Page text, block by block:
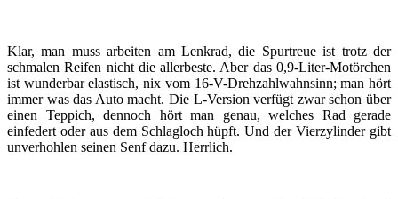
Klar, man muss arbeiten am Lenkrad, die Spurtreue ist trotz der
schmalen Reifen nicht die allerbeste. Aber das 0,9-Liter-Motörchen
ist wunderbar elastisch, nix vom 16-V-Drehzahlwahnsinn; man hört
immer was das Auto macht. Die L-Version verfügt zwar schon über
einen Teppich, dennoch hört man genau, welches Rad gerade
einfedert oder aus dem Schlagloch hüpft. Und der Vierzylinder gibt
unverhohlen seinen Senf dazu. Herrlich.